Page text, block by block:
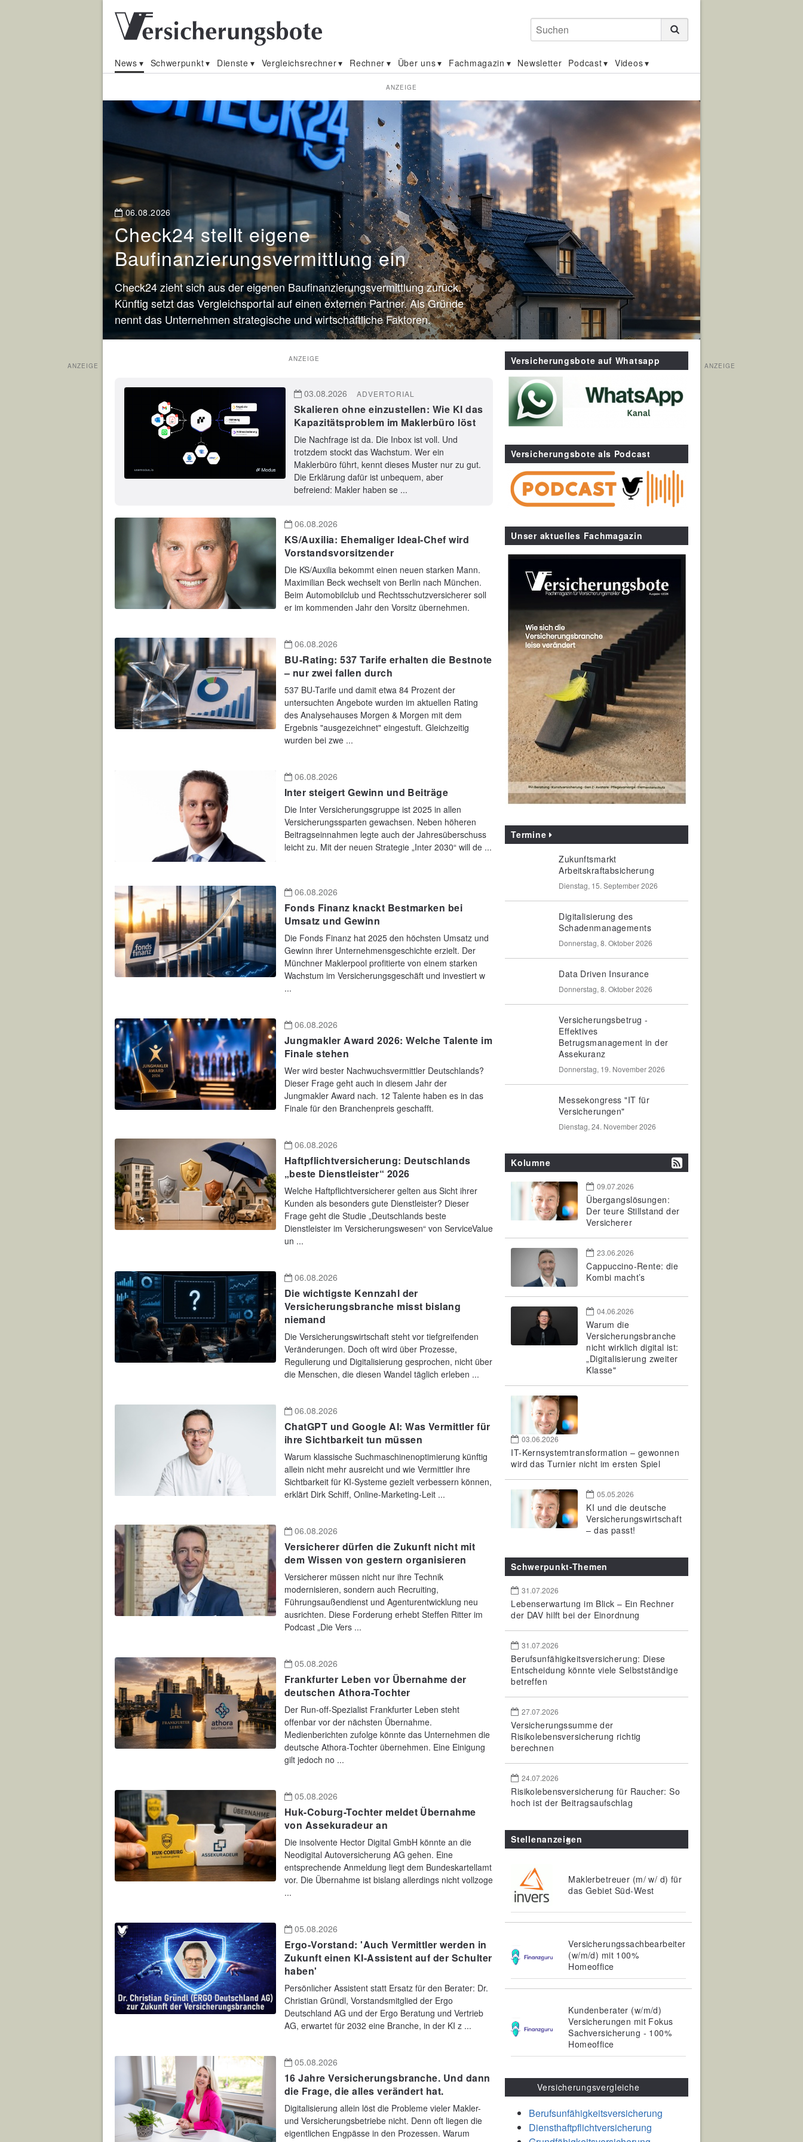
Suchen
News Schwerpunkt Dienste Vergleichsrechner Rechner Über uns Fachmagazin Newsletter Podcast Videos
ANZEIGE
Nachrichten
für
Versicherungsmakler
und
Vermittler
06.08.2026
Check24 stellt eigene
Baufinanzierungsvermittlung ein
Check24 zieht sich aus der eigenen Baufinanzierungsvermittlung zurück.
Künftig setzt das Vergleichsportal auf einen externen Partner. Als Gründe
nennt das Unternehmen strategische und wirtschaftliche Faktoren.
ANZEIGE
03.08.2026 ADVERTORIAL
Skalieren ohne einzustellen: Wie KI das
Kapazitätsproblem im Maklerbüro löst
Die Nachfrage ist da. Die Inbox ist voll. Und
trotzdem stockt das Wachstum. Wer ein
Maklerbüro führt, kennt dieses Muster nur zu gut.
Die Erklärung dafür ist unbequem, aber
befreiend: Makler haben se ...
06.08.2026
KS/Auxilia: Ehemaliger Ideal-Chef wird
Vorstandsvorsitzender
Die KS/Auxilia bekommt einen neuen starken Mann.
Maximilian Beck wechselt von Berlin nach München.
Beim Automobilclub und Rechtsschutzversicherer soll
er im kommenden Jahr den Vorsitz übernehmen.
06.08.2026
BU-Rating: 537 Tarife erhalten die Bestnote
– nur zwei fallen durch
537 BU-Tarife und damit etwa 84 Prozent der
untersuchten Angebote wurden im aktuellen Rating
des Analysehauses Morgen & Morgen mit dem
Ergebnis "ausgezeichnet" eingestuft. Gleichzeitig
wurden bei zwe ...
06.08.2026
Inter steigert Gewinn und Beiträge
Die Inter Versicherungsgruppe ist 2025 in allen
Versicherungssparten gewachsen. Neben höheren
Beitragseinnahmen legte auch der Jahresüberschuss
leicht zu. Mit der neuen Strategie „Inter 2030“ will de ...
06.08.2026
Fonds Finanz knackt Bestmarken bei
Umsatz und Gewinn
Die Fonds Finanz hat 2025 den höchsten Umsatz und
Gewinn ihrer Unternehmensgeschichte erzielt. Der
Münchner Maklerpool profitierte von einem starken
Wachstum im Versicherungsgeschäft und investiert w
...
06.08.2026
Jungmakler Award 2026: Welche Talente im
Finale stehen
Wer wird bester Nachwuchsvermittler Deutschlands?
Dieser Frage geht auch in diesem Jahr der
Jungmakler Award nach. 12 Talente haben es in das
Finale für den Branchenpreis geschafft.
06.08.2026
Haftpflichtversicherung: Deutschlands
„beste Dienstleister“ 2026
Welche Haftpflichtversicherer gelten aus Sicht ihrer
Kunden als besonders gute Dienstleister? Dieser
Frage geht die Studie „Deutschlands beste
Dienstleister im Versicherungswesen“ von ServiceValue
un ...
06.08.2026
Die wichtigste Kennzahl der
Versicherungsbranche misst bislang
niemand
Die Versicherungswirtschaft steht vor tiefgreifenden
Veränderungen. Doch oft wird über Prozesse,
Regulierung und Digitalisierung gesprochen, nicht über
die Menschen, die diesen Wandel täglich erleben ...
06.08.2026
ChatGPT und Google AI: Was Vermittler für
ihre Sichtbarkeit tun müssen
Warum klassische Suchmaschinenoptimierung künftig
allein nicht mehr ausreicht und wie Vermittler ihre
Sichtbarkeit für KI-Systeme gezielt verbessern können,
erklärt Dirk Schiff, Online-Marketing-Leit ...
06.08.2026
Versicherer dürfen die Zukunft nicht mit
dem Wissen von gestern organisieren
Versicherer müssen nicht nur ihre Technik
modernisieren, sondern auch Recruiting,
Führungsaußendienst und Agenturentwicklung neu
ausrichten. Diese Forderung erhebt Steffen Ritter im
Podcast „Die Vers ...
05.08.2026
Frankfurter Leben vor Übernahme der
deutschen Athora-Tochter
Der Run-off-Spezialist Frankfurter Leben steht
offenbar vor der nächsten Übernahme.
Medienberichten zufolge könnte das Unternehmen die
deutsche Athora-Tochter übernehmen. Eine Einigung
gilt jedoch no ...
05.08.2026
Huk-Coburg-Tochter meldet Übernahme
von Assekuradeur an
Die insolvente Hector Digital GmbH könnte an die
Neodigital Autoversicherung AG gehen. Eine
entsprechende Anmeldung liegt dem Bundeskartellamt
vor. Die Übernahme ist bislang allerdings nicht vollzoge
...
05.08.2026
Ergo-Vorstand: 'Auch Vermittler werden in
Zukunft einen KI-Assistent auf der Schulter
haben'
Persönlicher Assistent statt Ersatz für den Berater: Dr.
Christian Gründl, Vorstandsmitglied der Ergo
Deutschland AG und der Ergo Beratung und Vertrieb
AG, erwartet für 2032 eine Branche, in der KI z ...
05.08.2026
16 Jahre Versicherungsbranche. Und dann
die Frage, die alles verändert hat.
Digitalisierung allein löst die Probleme vieler Makler-
und Versicherungsbetriebe nicht. Denn oft liegen die
eigentlichen Engpässe in den Prozessen. Warum
Versicherungsbote auf Whatsapp
Versicherungsbote als Podcast
Unser aktuelles Fachmagazin
Termine
Zukunftsmarkt
Arbeitskraftabsicherung
Dienstag, 15. September 2026
Digitalisierung des
Schadenmanagements
Donnerstag, 8. Oktober 2026
Data Driven Insurance
Donnerstag, 8. Oktober 2026
Versicherungsbetrug -
Effektives
Betrugsmanagement in der
Assekuranz
Donnerstag, 19. November 2026
Messekongress "IT für
Versicherungen"
Dienstag, 24. November 2026
Kolumne
09.07.2026
Übergangslösungen:
Der teure Stillstand der
Versicherer
23.06.2026
Cappuccino-Rente: die
Kombi macht’s
04.06.2026
Warum die
Versicherungsbranche
nicht wirklich digital ist:
„Digitalisierung zweiter
Klasse"
03.06.2026
IT-Kernsystemtransformation – gewonnen
wird das Turnier nicht im ersten Spiel
05.05.2026
KI und die deutsche
Versicherungswirtschaft
– das passt!
Schwerpunkt-Themen
31.07.2026
Lebenserwartung im Blick – Ein Rechner
der DAV hilft bei der Einordnung
31.07.2026
Berufsunfähigkeitsversicherung: Diese
Entscheidung könnte viele Selbstständige
betreffen
27.07.2026
Versicherungssumme der
Risikolebensversicherung richtig
berechnen
24.07.2026
Risikolebensversicherung für Raucher: So
hoch ist der Beitragsaufschlag
Stellenanzeigen
Maklerbetreuer (m/ w/ d) für
das Gebiet Süd-West
Versicherungssachbearbeiter
(w/m/d) mit 100%
Homeoffice
Kundenberater (w/m/d)
Versicherungen mit Fokus
Sachversicherung - 100%
Homeoffice
Versicherungsvergleiche
Berufsunfähigkeitsversicherung
Diensthaftpflichtversicherung
ANZEIGE ANZEIGE